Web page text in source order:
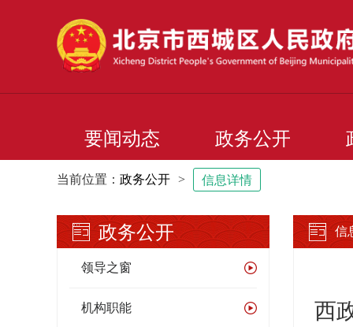
要闻动态 政务公开
当前位置： 政务公开 > 信息详情
政务公开
领导之窗
机构职能
信
西